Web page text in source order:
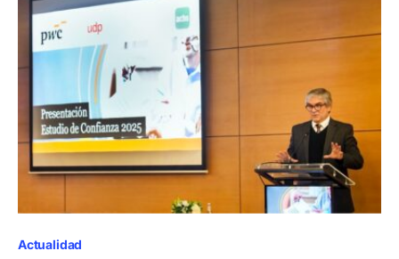
Actualidad